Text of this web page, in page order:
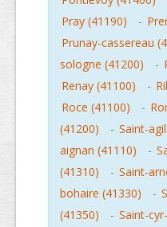
Pray (41190)
-
Prunay-cassereau
sologne (41200)
-
Renay (41100)
-
Roce (41100)
-
(41200)
- Saint-
aignan (41110)
-
(41310)
- Saint-
bohaire (41330)
-
(41350)
- Saint-